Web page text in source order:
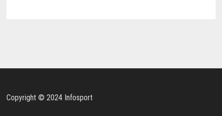
Copyright © 2024 Infosport